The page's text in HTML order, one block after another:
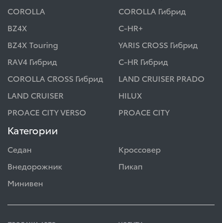
COROLLA
COROLLA Гибрид
BZ4X
C-HR+
BZ4X Touring
YARIS CROSS Гибрид
RAV4 Гибрид
C-HR Гибрид
COROLLA CROSS Гибрид
LAND CRUISER PRADO
LAND CRUISER
HILUX
PROACE CITY VERSO
PROACE CITY
Категории
Седан
Кроссовер
Внедорожник
Пикап
Минивен